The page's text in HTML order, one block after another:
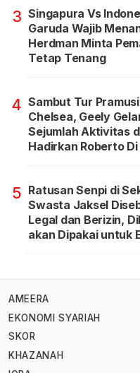
3 Singapura Vs
Garuda Wajib
Herdman Minta
Tetap Tenang
4 Sambut Tur
Chelsea, Geely
Sejumlah Aktivitas
Hadirkan Roberto
5 Ratusan Senpi di
Swasta Jaksel
Legal dan Berizin,
akan Dipakai untuk
AMEERA
EKONOMI SYARIAH
SKOR
KHAZANAH